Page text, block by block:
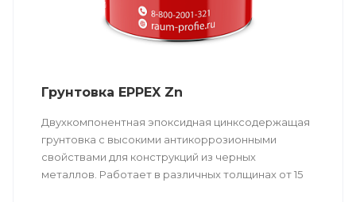
Грунтовка EPPEX Zn
Двухкомпонентная эпоксидная цинксодержащая
грунтовка с высокими антикоррозионными
свойствами для конструкций из черных
металлов. Работает в различных толщинах от 15